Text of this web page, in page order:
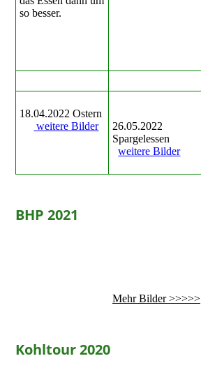
so besser.
18.04.2022 Ostern
weitere Bilder
26.05.2022
Spargelessen
weitere Bilder
BHP 2021
MehrBilder >>>>>
Kohltour 2020